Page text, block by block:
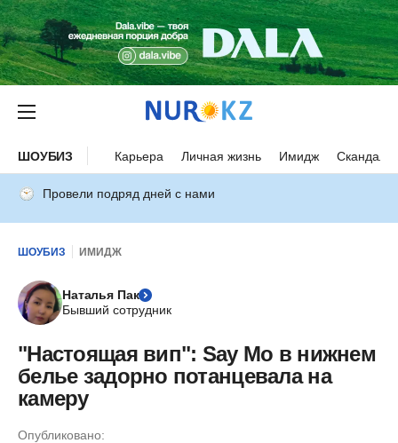
ШОУБИЗ Карьера Личная жизнь Имидж Скандалы
Провели подряд дней с нами
ШОУБИЗ ИМИДЖ
Наталья Пак
Бывший сотрудник
"Настоящая вип": Say Mo в нижнем
белье задорно потанцевала на
камеру
Опубликовано: